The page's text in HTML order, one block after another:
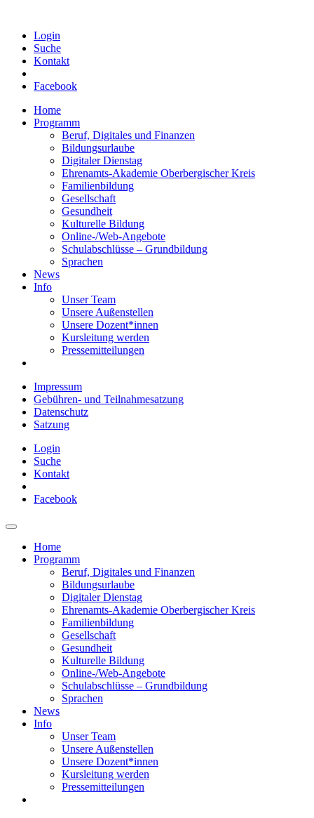
Login
Suche
Kontakt
Facebook
Home
Programm
Beruf, Digitales und Finanzen
Bildungsurlaube
Digitaler Dienstag
Ehrenamts-Akademie Oberbergischer Kreis
Familienbildung
Gesellschaft
Gesundheit
Kulturelle Bildung
Online-/Web-Angebote
Schulabschlüsse – Grundbildung
Sprachen
News
Info
Unser Team
Unsere Außenstellen
Unsere Dozent*innen
Kursleitung werden
Pressemitteilungen
Impressum
Gebühren- und Teilnahmesatzung
Datenschutz
Satzung
Login
Suche
Kontakt
Facebook
Home
Programm
Beruf, Digitales und Finanzen
Bildungsurlaube
Digitaler Dienstag
Ehrenamts-Akademie Oberbergischer Kreis
Familienbildung
Gesellschaft
Gesundheit
Kulturelle Bildung
Online-/Web-Angebote
Schulabschlüsse – Grundbildung
Sprachen
News
Info
Unser Team
Unsere Außenstellen
Unsere Dozent*innen
Kursleitung werden
Pressemitteilungen